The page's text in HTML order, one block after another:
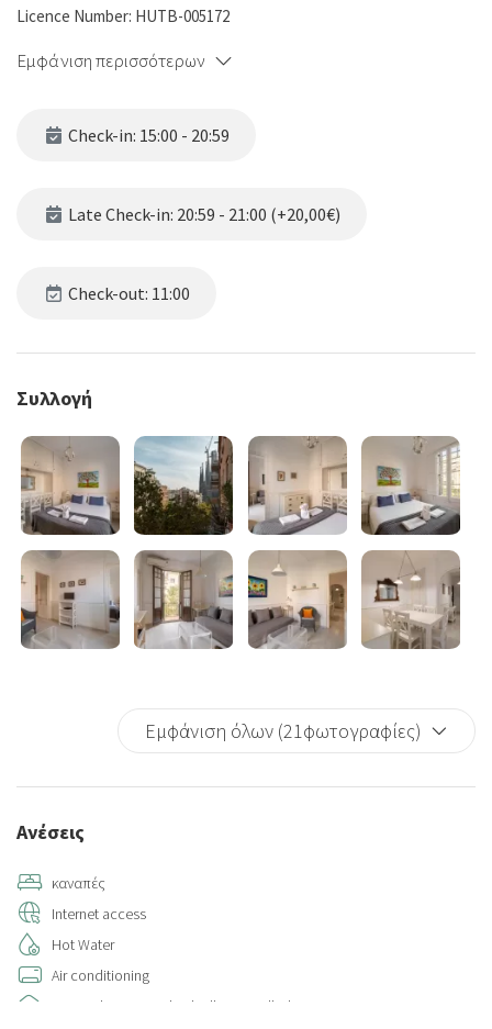
Licence Number: HUTB-005172
Εμφάνιση περισσότερων
Check-in: 15:00 - 20:59
Late Check-in: 20:59 - 21:00 (+20,00€)
Check-out: 11:00
Συλλογή
Εμφάνιση όλων (21φωτογραφίες)
Ανέσεις
καναπές
Internet access
Hot Water
Air conditioning
Air conditioning individually controlled in room